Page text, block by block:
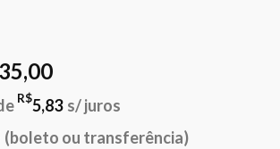
35,00O
atual
é:
R$5,83 s/ juros
(boleto ou transferência)